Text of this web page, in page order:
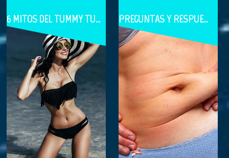
6 MITOS DEL TUMMY TUCK DESMENTIDOS PREGUNTAS Y RESPUESTAS SOBRE LA LIPOSUCCIÓN